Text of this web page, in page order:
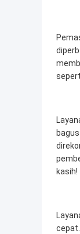
kasih!